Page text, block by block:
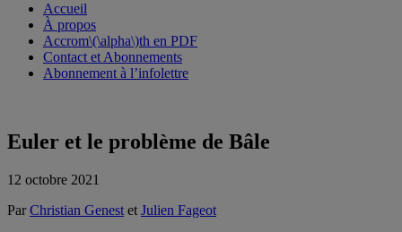
Accueil
À propos
Accrom\(\alpha\)th en PDF
Contact et Abonnements
Abonnement à l’infolettre
Euler et le problème de Bâle
12 octobre 2021
ParChristian Genest et Julien Fageot